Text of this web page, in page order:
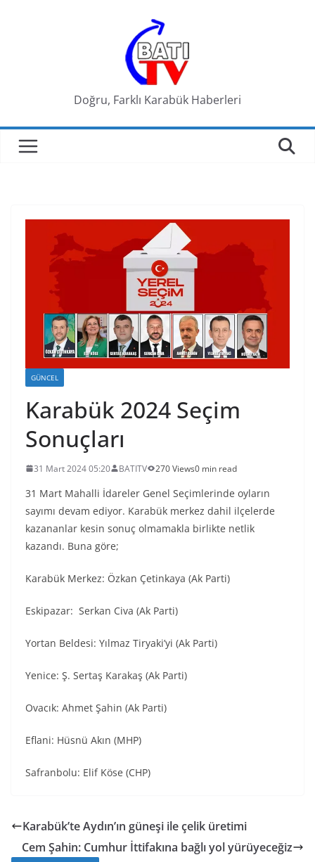
Doğru, Farklı Karabük Haberleri
GÜNCEL
Karabük 2024 Seçim
Sonuçları
31 Mart 2024 05:20 BATITV 270 Views0 min read
31 Mart Mahalli İdareler Genel Seçimlerinde oyların
sayımı devam ediyor. Karabük merkez dahil ilçelerde
kazananlar kesin sonuç olmamakla birlikte netlik
kazandı. Buna göre;
Karabük Merkez: Özkan Çetinkaya (Ak Parti)
Eskipazar: Serkan Civa (Ak Parti)
Yortan Beldesi: Yılmaz Tiryaki’yi (Ak Parti)
Yenice: Ş. Sertaş Karakaş (Ak Parti)
Ovacık: Ahmet Şahin (Ak Parti)
Eflani: Hüsnü Akın (MHP)
Safranbolu: Elif Köse (CHP)
Karabük’te Aydın’ın güneşi ile çelik üretimi
Cem Şahin: Cumhur İttifakına bağlı yol yürüyeceğiz